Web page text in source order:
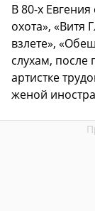
В 80-х
охота», «Витя
взлете»,
слухам, после
артистке
женой